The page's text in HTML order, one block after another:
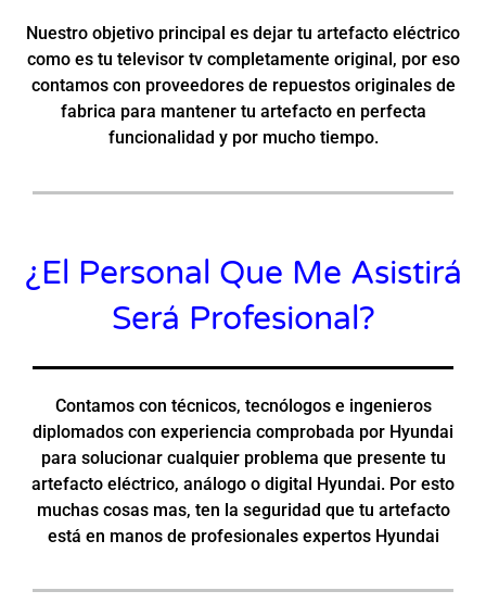
Nuestro objetivo principal es dejar tu artefacto eléctrico
como es tu televisor tv completamente original, por eso
contamos con proveedores de repuestos originales de
fabrica para mantener tu artefacto en perfecta
funcionalidad y por mucho tiempo.
¿El Personal Que Me Asistirá
Será Profesional?
Contamos con técnicos, tecnólogos e ingenieros
diplomados con experiencia comprobada por Hyundai
para solucionar cualquier problema que presente tu
artefacto eléctrico, análogo o digital Hyundai. Por esto
muchas cosas mas, ten la seguridad que tu artefacto
está en manos de profesionales expertos Hyundai